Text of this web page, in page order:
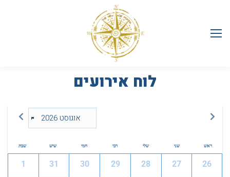
לוח אירועים
ראש שני שלי רבי חמי שיש שבת
26
27
28
29
30
31
1